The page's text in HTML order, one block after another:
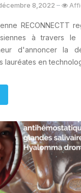
8,2022
RECONNECTT
à travers
d'annoncer la
lauréates en